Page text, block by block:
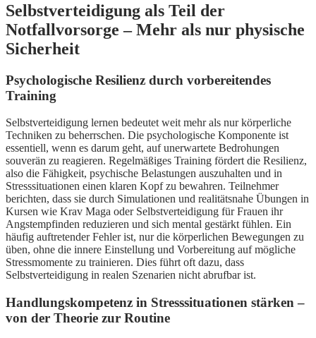
Selbstverteidigung als Teil der
Notfallvorsorge – Mehr als nur physische
Sicherheit
Psychologische Resilienz durch vorbereitendes
Training
Selbstverteidigung lernen bedeutet weit mehr als nur körperliche
Techniken zu beherrschen. Die psychologische Komponente ist
essentiell, wenn es darum geht, auf unerwartete Bedrohungen
souverän zu reagieren. Regelmäßiges Training fördert die Resilienz,
also die Fähigkeit, psychische Belastungen auszuhalten und in
Stresssituationen einen klaren Kopf zu bewahren. Teilnehmer
berichten, dass sie durch Simulationen und realitätsnahe Übungen in
Kursen wie Krav Maga oder Selbstverteidigung für Frauen ihr
Angstempfinden reduzieren und sich mental gestärkt fühlen. Ein
häufig auftretender Fehler ist, nur die körperlichen Bewegungen zu
üben, ohne die innere Einstellung und Vorbereitung auf mögliche
Stressmomente zu trainieren. Dies führt oft dazu, dass
Selbstverteidigung in realen Szenarien nicht abrufbar ist.
Handlungskompetenz in Stresssituationen stärken –
von der Theorie zur Routine